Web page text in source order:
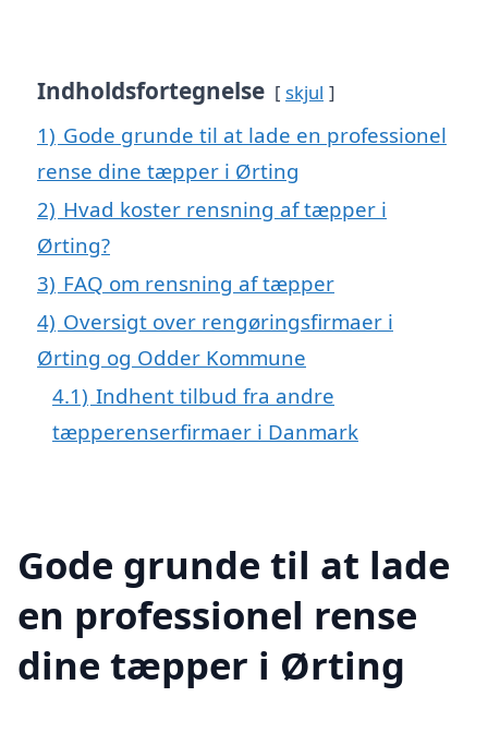
Indholdsfortegnelse skjul
1) Gode grunde til at lade en professionel
rense dine tæpper i Ørting
2) Hvad koster rensning af tæpper i
Ørting?
3) FAQ om rensning af tæpper
4) Oversigt over rengøringsfirmaer i
Ørting og Odder Kommune
4.1) Indhent tilbud fra andre
tæpperenserfirmaer i Danmark
Gode grunde til at lade
en professionel rense
dine tæpper i Ørting